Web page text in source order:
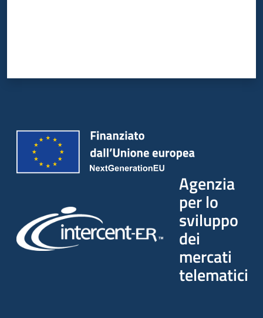
Agenzia
per lo
sviluppo
dei
mercati
telematici